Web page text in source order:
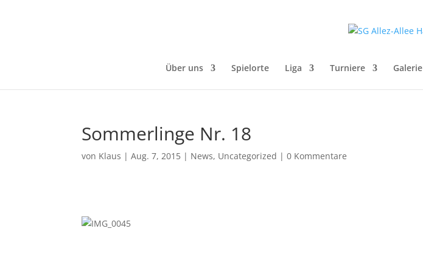
Über uns Spielorte Liga Turniere Galerie
Sommerlinge Nr. 18
von Klaus |Aug. 7, 2015 | News, Uncategorized |0 Kommentare